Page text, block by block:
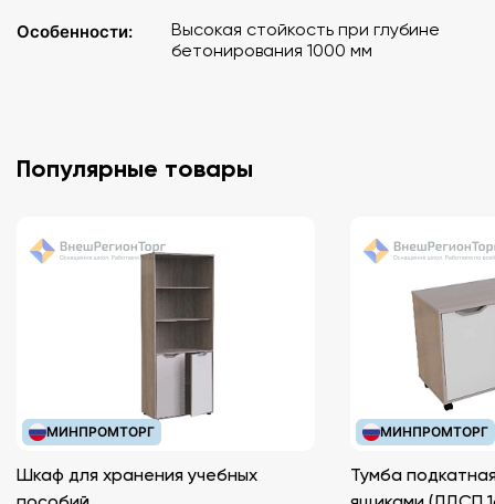
Особенности:
Высокая стойкость при глубине
бетонирования 1000 мм
Популярные товары
МИНПРОМТОРГ
Шкаф для хранения учебных
МИНПРОМТОРГ
Тумба